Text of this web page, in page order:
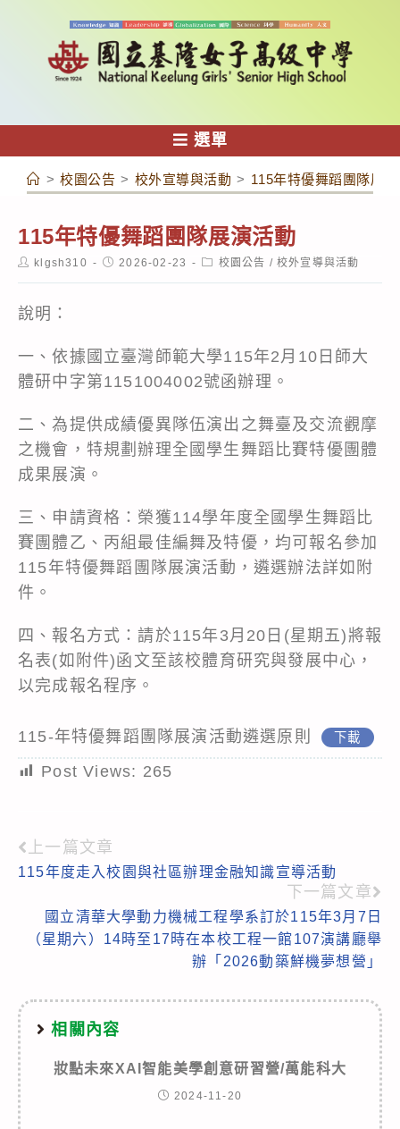
容
選單
> 校園公告 > 校外宣導與活動 > 115年特優舞蹈團隊展
115年特優舞蹈團隊展演活動
Postklgsh310
Post2026-02-23
Post校園公告 / 校外宣導與活動
說明：
一、依據國立臺灣師範大學115年2月10日師大
體研中字第1151004002號函辦理。
二、為提供成績優異隊伍演出之舞臺及交流觀摩
之機會，特規劃辦理全國學生舞蹈比賽特優團體
成果展演。
三、申請資格：榮獲114學年度全國學生舞蹈比
賽團體乙、丙組最佳編舞及特優，均可報名參加
115年特優舞蹈團隊展演活動，遴選辦法詳如附
件。
四、報名方式：請於115年3月20日(星期五)將報
名表(如附件)函文至該校體育研究與發展中心，
以完成報名程序。
115-年特優舞蹈團隊展演活動遴選原則 下載
Post Views: 265
Read
more
articles
上一篇文章
115年度走入校園與社區辦理金融知識宣導活動
下一篇文章
國立清華大學動力機械工程學系訂於115年3月7日
（星期六）14時至17時在本校工程一館107演講廳舉
辦「2026動築鮮機夢想營」
相關內容
妝點未來XAI智能美學創意研習營/萬能科大
2024-11-20